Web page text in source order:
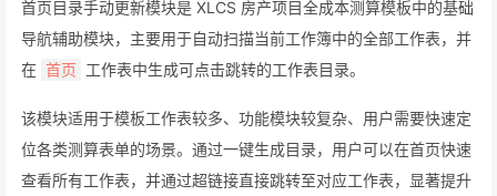
首页目录手动更新模块是 XLCS 房产项目全成本测算模板中的基础
导航辅助模块，主要用于自动扫描当前工作簿中的全部工作表，并
在 首页 工作表中生成可点击跳转的工作表目录。
该模块适用于模板工作表较多、功能模块较复杂、用户需要快速定
位各类测算表单的场景。通过一键生成目录，用户可以在首页快速
查看所有工作表，并通过超链接直接跳转至对应工作表，显著提升